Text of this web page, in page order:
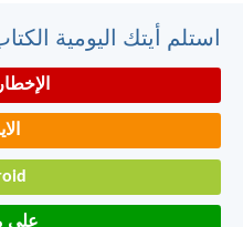
استلم أيتك اليومية
على